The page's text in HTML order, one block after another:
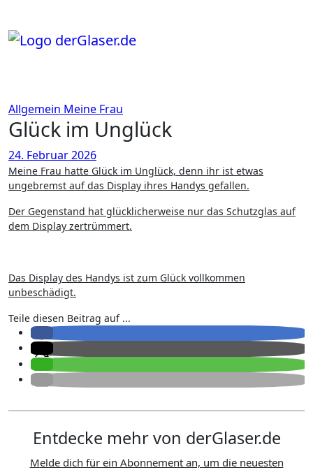
springen
Allgemein Meine Frau
Glück im Unglück
24. Februar 2026
Meine Frau hatte Glück im Unglück, denn ihr ist etwas
ungebremst auf das Display ihres Handys gefallen.
Der Gegenstand hat glücklicherweise nur das Schutzglas auf
dem Display zertrümmert.
Das Display des Handys ist zum Glück vollkommen
unbeschädigt.
Teile diesen Beitrag auf ...
Entdecke mehr von derGlaser.de
Melde dich für ein Abonnement an, um die neuesten